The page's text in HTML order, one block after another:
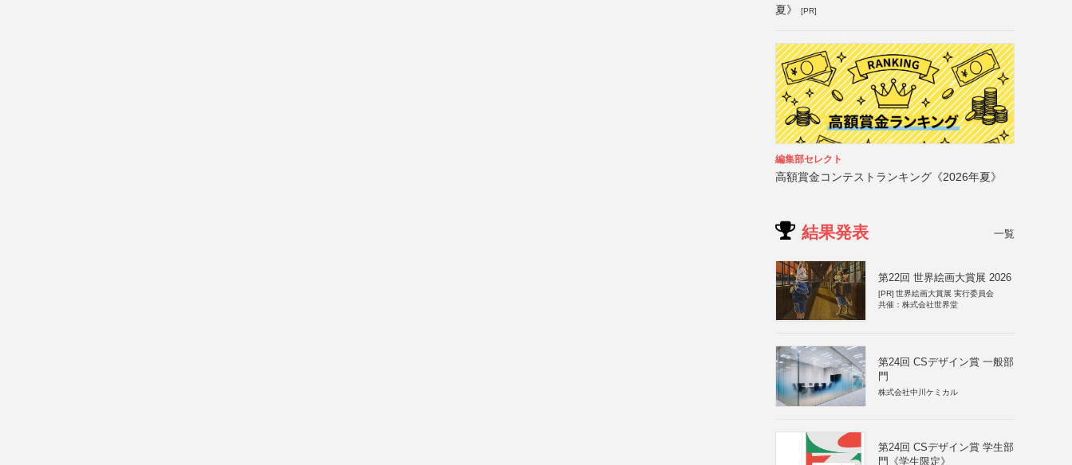
夏》
[PR]
編集部セレクト
高額賞金コンテストランキング《2026年夏》
結果発表 一覧
第22回 世界絵画大賞展 2026
[PR] 世界絵画大賞展 実行委員会
共催：株式会社世界堂
第24回 CSデザイン賞 一般部
門
株式会社中川ケミカル
第24回 CSデザイン賞 学生部
門《学生限定》